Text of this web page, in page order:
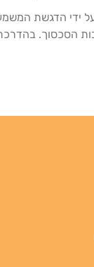
ידי הדגשת
הסכסוך.